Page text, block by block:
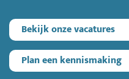
Bekijk onze vacatures
Plan een kennismaking